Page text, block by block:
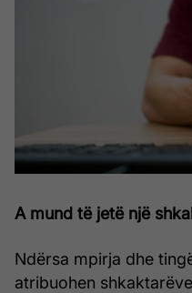
A mund të jetë një
Ndërsa mpirja dhe
atribuohen